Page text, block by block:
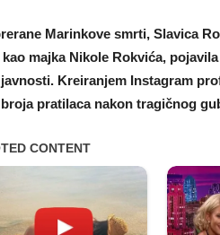
Marinkove smrti, Slavica
majka Nikole Rokvića,
Kreiranjem Instagram
pratilaca nakon tragičnog